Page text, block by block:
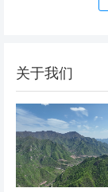
关于我们